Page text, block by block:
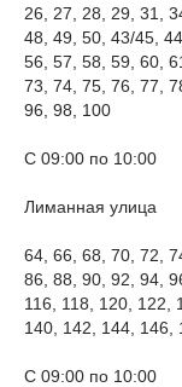
26, 27, 28, 29, 31,
48, 49, 50, 43/45,
56, 57, 58, 59, 60,
73, 74, 75, 76, 77,
96, 98, 100
С 09:00 по 10:00
Лиманная улица
64, 66, 68, 70, 72,
86, 88, 90, 92, 94,
116, 118, 120, 122,
140, 142, 144, 146,
С 09:00 по 10:00